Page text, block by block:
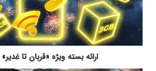
ارائه بسته ویژه «قربان تا